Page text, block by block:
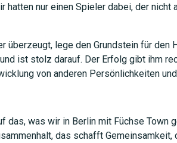
hatten nur einen Spieler dabei, der
überzeugt, lege den Grundstein für den
ist stolz darauf. Der Erfolg gibt ihm
von anderen Persönlichkeiten
das, was wir in Berlin mit Füchse Town
das schafft